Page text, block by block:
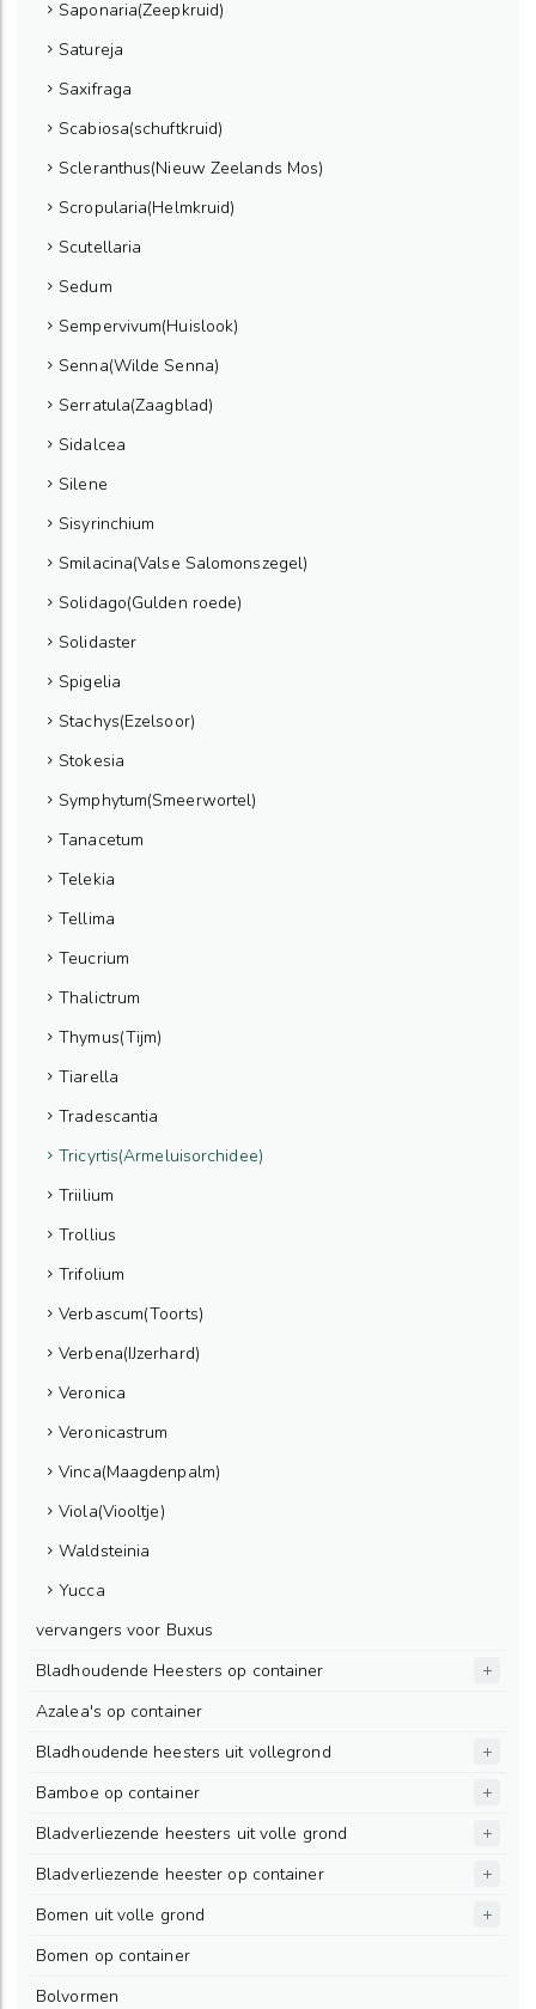
Saponaria(Zeepkruid)
Satureja
Saxifraga
Scabiosa(schuftkruid)
Scleranthus(Nieuw Zeelands Mos)
Scropularia(Helmkruid)
Scutellaria
Sedum
Sempervivum(Huislook)
Senna(Wilde Senna)
Serratula(Zaagblad)
Sidalcea
Silene
Sisyrinchium
Smilacina(Valse Salomonszegel)
Solidago(Gulden roede)
Solidaster
Spigelia
Stachys(Ezelsoor)
Stokesia
Symphytum(Smeerwortel)
Tanacetum
Telekia
Tellima
Teucrium
Thalictrum
Thymus(Tijm)
Tiarella
Tradescantia
Tricyrtis(Armeluisorchidee)
Triilium
Trollius
Trifolium
Verbascum(Toorts)
Verbena(IJzerhard)
Veronica
Veronicastrum
Vinca(Maagdenpalm)
Viola(Viooltje)
Waldsteinia
Yucca
vervangers voor Buxus
Bladhoudende Heesters op container
Azalea's op container
Bladhoudende heesters uit vollegrond
Bamboe op container
Bladverliezende heesters uit volle grond
Bladverliezende heester op container
Bomen uit volle grond
Bomen op container
Bolvormen